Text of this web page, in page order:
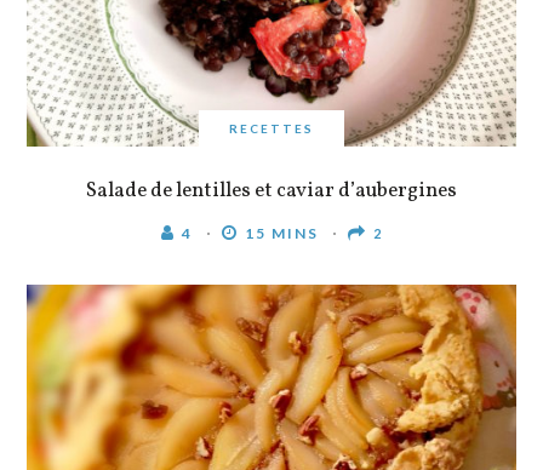
RECETTES
Salade de lentilles et caviar d’aubergines
4 15 MINS 2